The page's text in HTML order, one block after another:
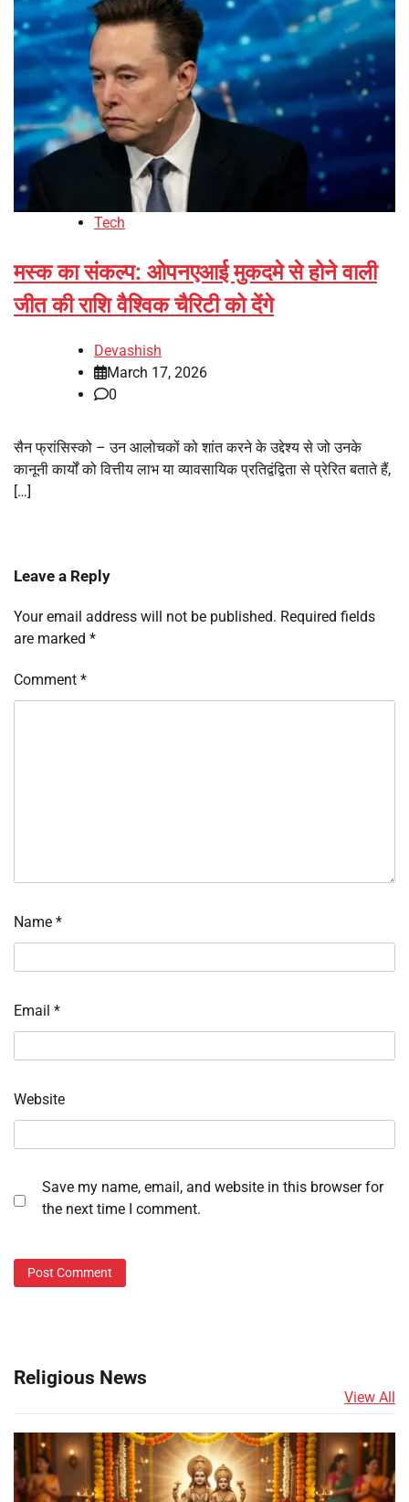
Tech
मस्क का संकल्प: ओपनएआई मुकदमे से होने वाली
जीत की राशि वैश्विक चैरिटी को देंगे
Devashish
March 17, 2026
0
सैन फ्रांसिस्को – उन आलोचकों को शांत करने के उद्देश्य से जो उनके
कानूनी कार्यों को वित्तीय लाभ या व्यावसायिक प्रतिद्वंद्विता से प्रेरित बताते हैं,
[…]
Leave a Reply
Your email address will not be published. Required fields
are marked *
Comment *
Name *
Email *
Website
Save my name, email, and website in this browser for
the next time I comment.
Religious News
View All